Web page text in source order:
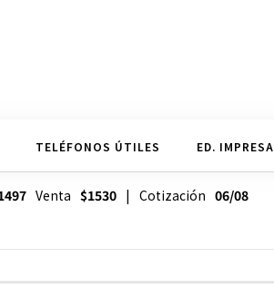
TELÉFONOS ÚTILES ED. IMPRESA
Venta $1530| Cotización 06/08